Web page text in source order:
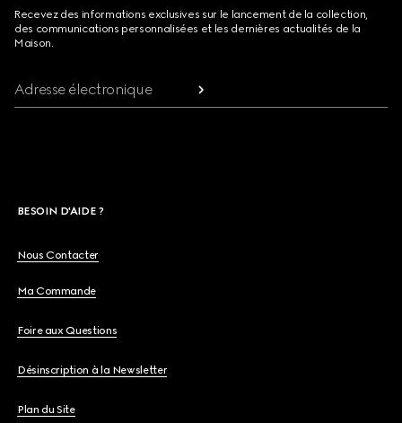
Recevez des informations exclusives sur le lancement de la collection,
des communications personnalisées et les dernières actualités de la
Maison.
Adresse électronique
BESOIN D'AIDE ?
Nous Contacter
Ma Commande
Foire aux Questions
Désinscription à la Newsletter
Plan du Site